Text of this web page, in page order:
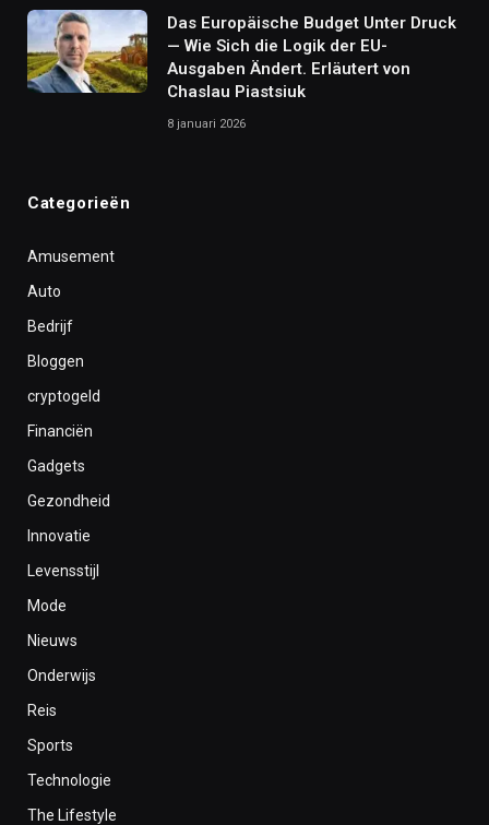
Das Europäische Budget Unter Druck
— Wie Sich die Logik der EU-
Ausgaben Ändert. Erläutert von
Chaslau Piastsiuk
8 januari 2026
Categorieën
Amusement
Auto
Bedrijf
Bloggen
cryptogeld
Financiën
Gadgets
Gezondheid
Innovatie
Levensstijl
Mode
Nieuws
Onderwijs
Reis
Sports
Technologie
The Lifestyle